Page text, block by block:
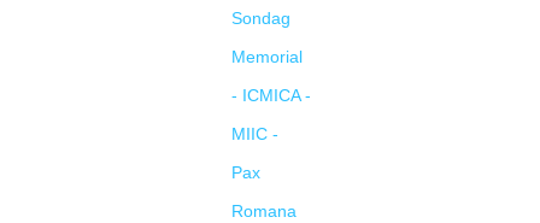
Sondag
Memorial
- ICMICA -
MIIC -
Pax
Romana